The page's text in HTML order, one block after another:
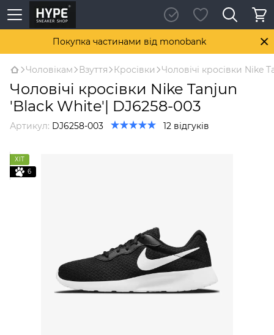
Покупка частинами від monobank
Чоловікам Взуття Кросівки Чоловічі кросівки Nike
Чоловічі кросівки Nike Tanjun
'Black White'| DJ6258-003
Артикул: DJ6258-003 12 відгуків
ХІТ
6